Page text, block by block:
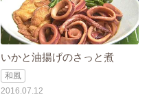
いかと油揚げのさっと煮
和風
2016.07.12